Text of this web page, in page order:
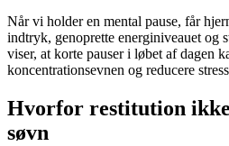
Når vi holder en mental pause, får
indtryk, genoprette energiniveauet og
viser, at korte pauser i løbet af dagen
koncentrationsevnen og reducere
Hvorfor restitution
søvn